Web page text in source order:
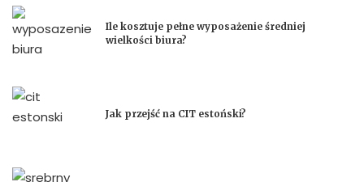
Ile kosztuje pełne wyposażenie średniej
wielkości biura?
Jak przejść na CIT estoński?